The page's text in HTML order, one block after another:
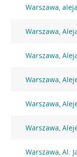
Warszawa,
Warszawa,
Warszawa,
Warszawa,
Warszawa,
Warszawa,
Warszawa, Al.